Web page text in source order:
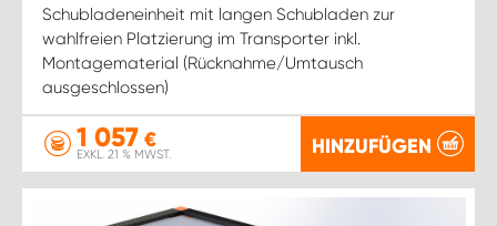
Schubladeneinheit mit langen Schubladen zur
wahlfreien Platzierung im Transporter inkl.
Montagematerial (Rücknahme/Umtausch
ausgeschlossen)
1 057 €
EXKL. 21 % MWST. HINZUFÜGEN